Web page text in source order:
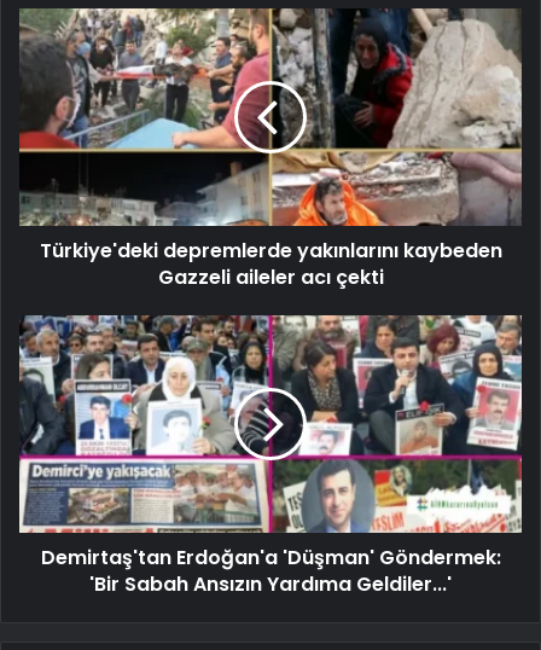
Türkiye'deki depremlerde yakınlarını kaybeden
Gazzeli aileler acı çekti
Demirtaş'tan Erdoğan'a 'Düşman' Göndermek:
'Bir Sabah Ansızın Yardıma Geldiler...'